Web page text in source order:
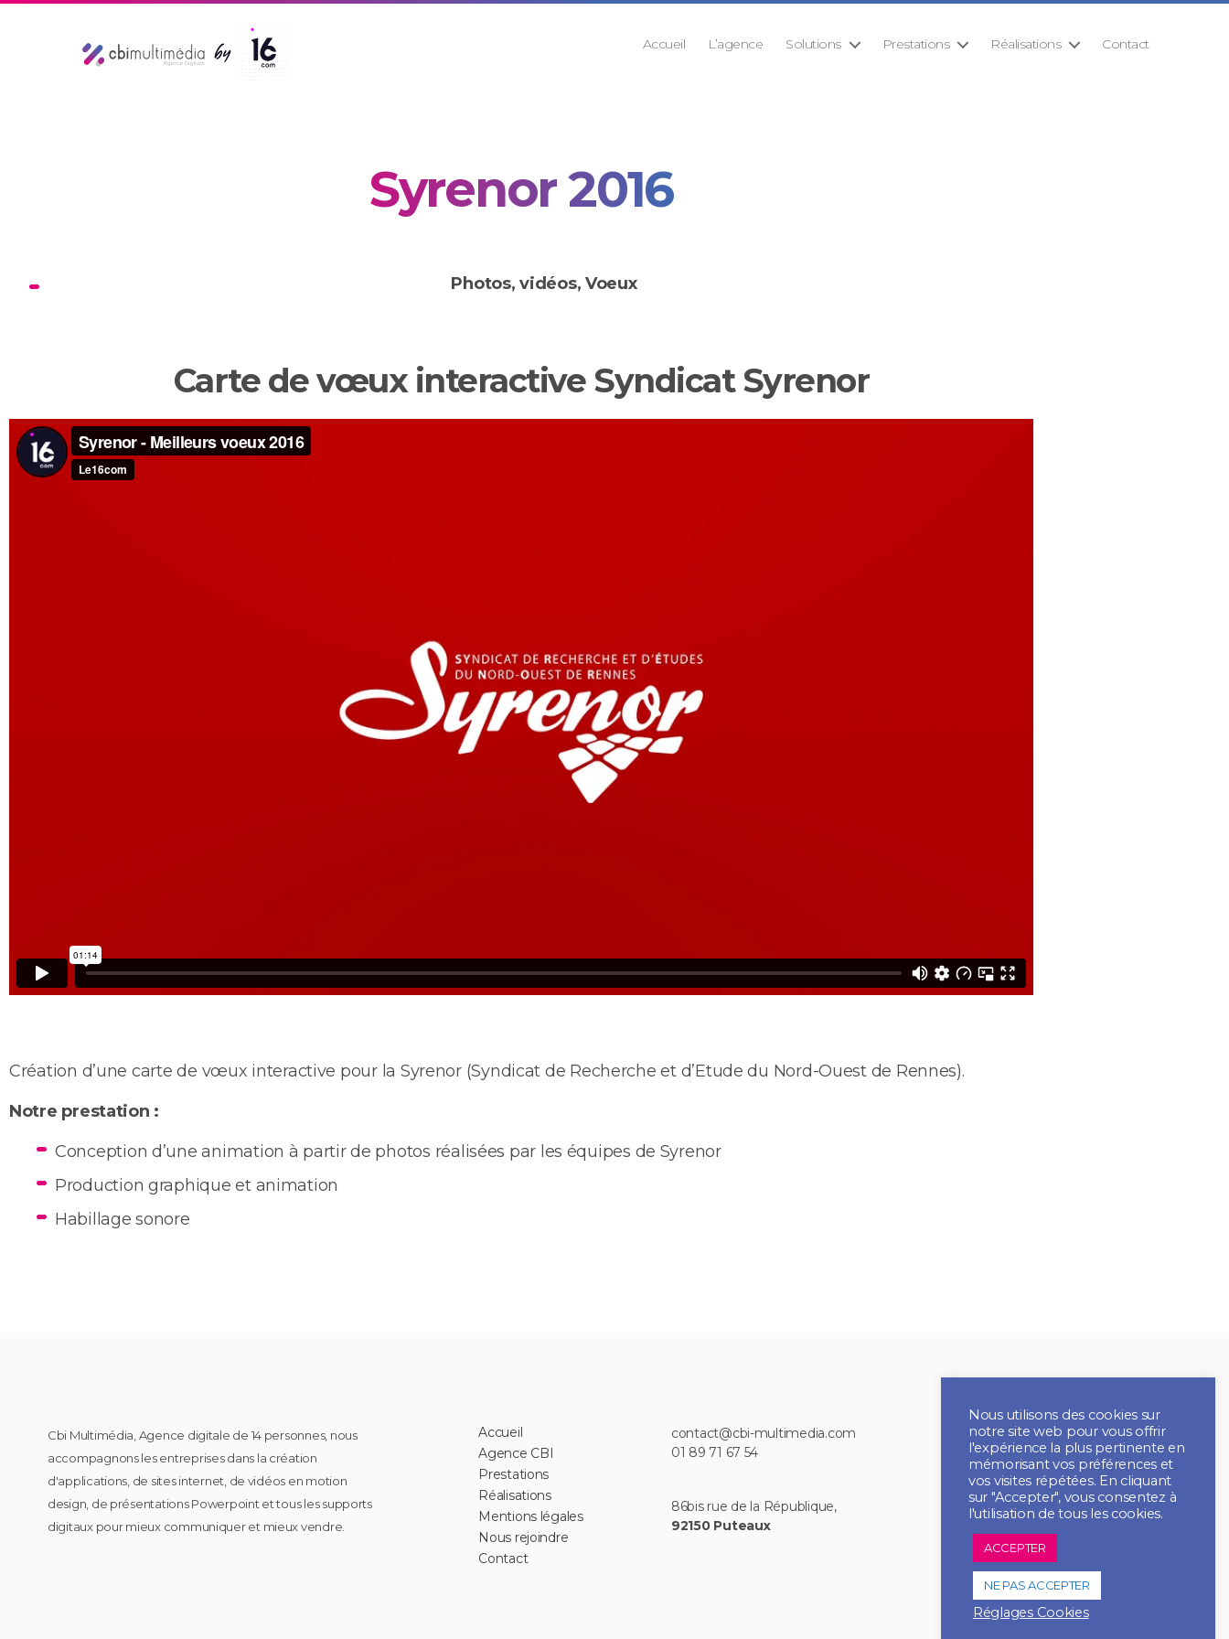
Accueil L’agence Solutions Prestations Réalisations Contact
Syrenor 2016
Photos, vidéos,Voeux
Carte de vœux interactive Syndicat Syrenor
Création d’une carte de vœux interactive pour la Syrenor (Syndicat de Recherche et d’Etude du Nord-Ouest de Rennes).
Notre prestation :
Conception d’une animation à partir de photos réalisées par les équipes de Syrenor
Production graphique et animation
Habillage sonore
Cbi Multimédia, Agence digitale de 14 personnes, nous
accompagnons les entreprises dans la création
d'applications, de sites internet, de vidéos en motion
design, de présentations Powerpoint et tous les supports
digitaux pour mieux communiquer et mieux vendre.
Accueil
Agence CBI
Prestations
Réalisations
Mentions légales
Nous rejoindre
Contact
contact@cbi-multimedia.com
01 89 71 67 54
86bis rue de la République,
92150 Puteaux
Nous utilisons des cookies sur
notre site web pour vous offrir
l'expérience la plus pertinente en
mémorisant vos préférences et
vos visites répétées. En cliquant
sur "Accepter", vous consentez à
l'utilisation de tous les cookies.
ACCEPTER
NE PAS ACCEPTER
Réglages Cookies